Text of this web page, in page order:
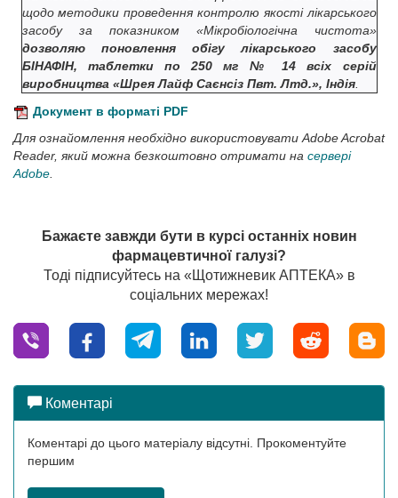
щодо методики проведення контролю якості лікарського
засобу за показником «Мікробіологічна чистота»
дозволяю поновлення обігу лікарського засобу
БІНАФІН, таблетки по 250 мг № 14 всіх серій
виробництва «Шрея Лайф Саєнсіз Пвт. Лтд.», Індія.
Документ в форматі PDF
Для ознайомлення необхідно використовувати Adobe Acrobat
Reader, який можна безкоштовно отримати на сервері
Adobe.
Бажаєте завжди бути в курсі останніх новин
фармацевтичної галузі?
Тоді підписуйтесь на «Щотижневик АПТЕКА» в
соціальних мережах!
Коментарі
Коментарі до цього матеріалу відсутні. Прокоментуйте
першим